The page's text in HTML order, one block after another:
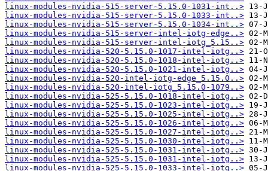
linux-modules-nvidia-515-server-5.15.0-1031-int..>
linux-modules-nvidia-515-server-5.15.0-1033-int..>
linux-modules-nvidia-515-server-5.15.0-1034-int..>
linux-modules-nvidia-515-server-intel-iotg-edge..>
linux-modules-nvidia-515-server-intel-iotg_5.15..>
linux-modules-nvidia-520-5.15.0-1017-intel-iotg..>
linux-modules-nvidia-520-5.15.0-1018-intel-iotg..>
linux-modules-nvidia-520-5.15.0-1021-intel-iotg..>
linux-modules-nvidia-520-intel-iotg-edge_5.15.0..>
linux-modules-nvidia-520-intel-iotg_5.15.0-1079..>
linux-modules-nvidia-525-5.15.0-1018-intel-iotg..>
linux-modules-nvidia-525-5.15.0-1023-intel-iotg..>
linux-modules-nvidia-525-5.15.0-1025-intel-iotg..>
linux-modules-nvidia-525-5.15.0-1026-intel-iotg..>
linux-modules-nvidia-525-5.15.0-1027-intel-iotg..>
linux-modules-nvidia-525-5.15.0-1030-intel-iotg..>
linux-modules-nvidia-525-5.15.0-1031-intel-iotg..>
linux-modules-nvidia-525-5.15.0-1031-intel-iotg..>
linux-modules-nvidia-525-5.15.0-1033-intel-iotg..>